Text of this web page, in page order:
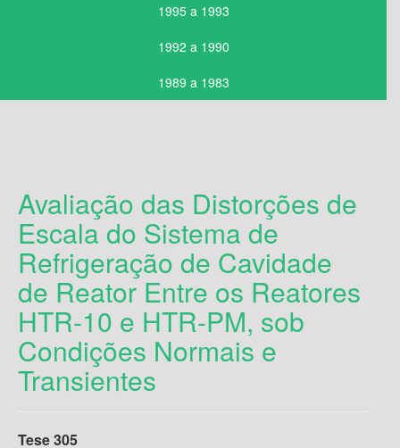
1995 a 1993
1992 a 1990
1989 a 1983
Avaliação das Distorções de
Escala do Sistema de
Refrigeração de Cavidade
de Reator Entre os Reatores
HTR-10 e HTR-PM, sob
Condições Normais e
Transientes
Tese 305